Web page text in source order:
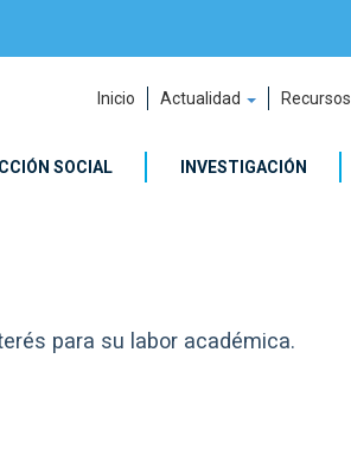
Inicio Actualidad Recursos
SOCIAL INVESTIGACIÓN
para su labor académica.